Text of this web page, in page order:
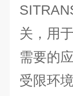
关，用
需要的
受限环